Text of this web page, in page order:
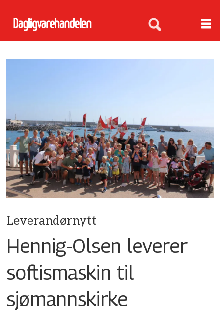
Leverandørnytt
Hennig-Olsen leverer
softismaskin til
sjømannskirke